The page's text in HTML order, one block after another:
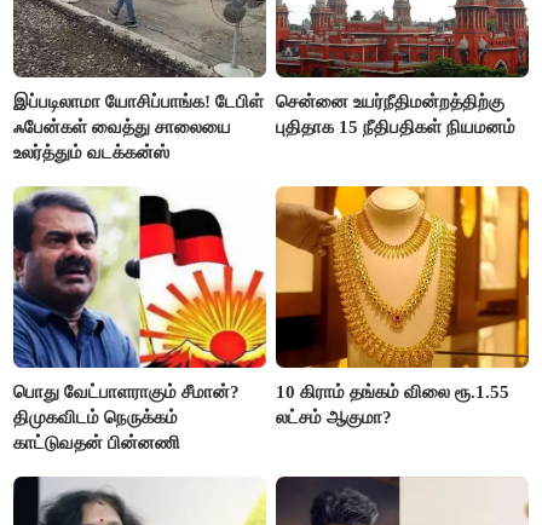
இப்படிலாமா யோசிப்பாங்க! டேபிள்
ஃபேன்கள் வைத்து சாலையை
உலர்த்தும் வடக்கன்ஸ்
சென்னை உயர்நீதிமன்றத்திற்கு
புதிதாக 15 நீதிபதிகள் நியமனம்
பொது வேட்பாளராகும் சீமான்?
திமுகவிடம் நெருக்கம்
காட்டுவதன் பின்னணி
10 கிராம் தங்கம் விலை ரூ.1.55
லட்சம் ஆகுமா?